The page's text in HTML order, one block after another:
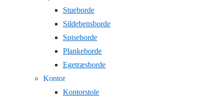
Stueborde
Sildebensborde
Spiseborde
Plankeborde
Egetræsborde
Kontor
Kontorstole